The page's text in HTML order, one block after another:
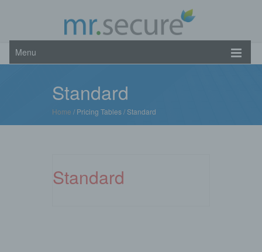
Menu
Standard
Home / Pricing Tables /Standard
Standard